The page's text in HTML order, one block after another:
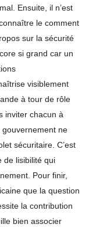
Ensuite, il n’est
le comment
sur la sécurité
si grand car un
visiblement
à tour de rôle
inviter chacun à
ne
sécuritaire. C’est
de lisibilité qui
Pour finir,
que la question
la contribution
bien associer